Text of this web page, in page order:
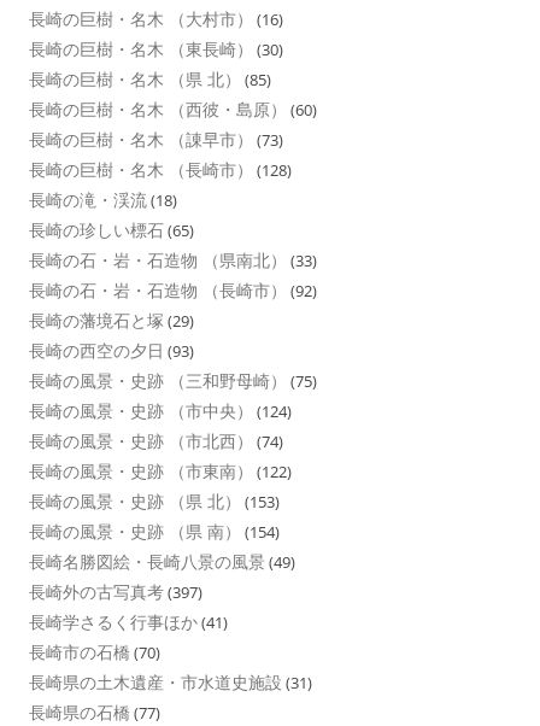
長崎の巨樹・名木 （大村市） (16)
長崎の巨樹・名木 （東長崎） (30)
長崎の巨樹・名木 （県 北） (85)
長崎の巨樹・名木 （西彼・島原） (60)
長崎の巨樹・名木 （諌早市） (73)
長崎の巨樹・名木 （長崎市） (128)
長崎の滝・渓流(18)
長崎の珍しい標石(65)
長崎の石・岩・石造物 （県南北） (33)
長崎の石・岩・石造物 （長崎市） (92)
長崎の藩境石と塚 (29)
長崎の西空の夕日 (93)
長崎の風景・史跡 （三和野母崎） (75)
長崎の風景・史跡 （市中央） (124)
長崎の風景・史跡 （市北西） (74)
長崎の風景・史跡 （市東南） (122)
長崎の風景・史跡 （県 北） (153)
長崎の風景・史跡 （県 南） (154)
長崎名勝図絵・長崎八景の風景 (49)
長崎外の古写真考(397)
長崎学さるく行事ほか(41)
長崎市の石橋 (70)
長崎県の土木遺産・市水道史施設 (31)
長崎県の石橋 (77)